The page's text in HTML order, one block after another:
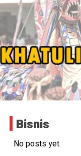
Bisnis
No posts yet.